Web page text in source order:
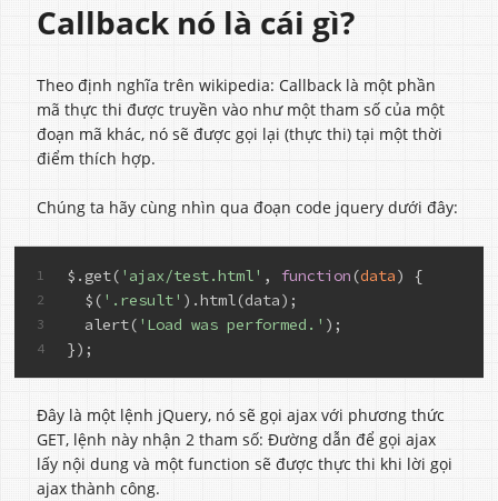
Callback nó là cái gì?
Theo định nghĩa trên wikipedia: Callback là một phần
mã thực thi được truyền vào như một tham số của một
đoạn mã khác, nó sẽ được gọi lại (thực thi) tại một thời
điểm thích hợp.
Chúng ta hãy cùng nhìn qua đoạn code jquery dưới đây:
1
2
3
4
$.get( 'ajax/test.html' , function (data) {
  $(
'.result' ).html(data);
  alert(
'Load was performed.' );
});
Đây là một lệnh jQuery, nó sẽ gọi ajax với phương thức
GET, lệnh này nhận 2 tham số: Đường dẫn để gọi ajax
lấy nội dung và một function sẽ được thực thi khi lời gọi
ajax thành công.